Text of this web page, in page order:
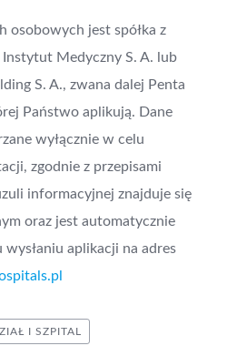
osobowych jest spółka z
Medyczny S. A. lub
S. A., zwana dalej Penta
Państwo aplikują. Dane
wyłącznie w celu
zgodnie z przepisami
informacyjnej znajduje się
oraz jest automatycznie
wysłaniu aplikacji na adres
I SZPITAL